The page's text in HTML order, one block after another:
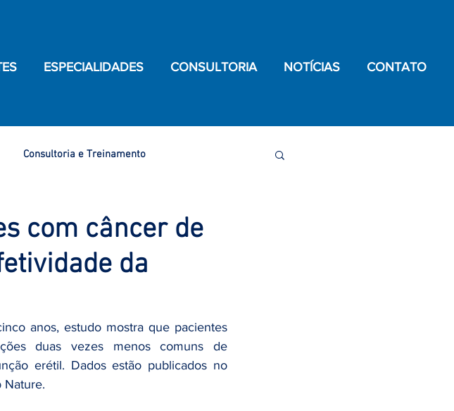
ESPECIALIDADES CONSULTORIA NOTÍCIAS CONTATO
Consultoria e Treinamento
Nosso Atendimento Coronavírus
câncer de endométrio
Científica
com câncer de
da
anos, estudo mostra que pacientes
duas vezes menos comuns de
erétil. Dados estão publicados no
Nature.